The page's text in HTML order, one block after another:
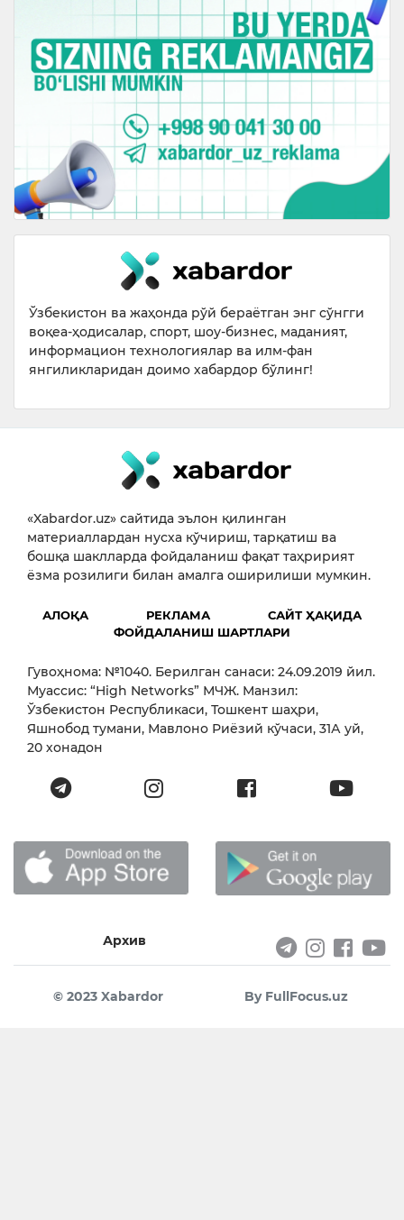
Ўзбекистон ва жаҳонда рўй бераётган энг сўнгги
воқеа-ҳодисалар, спорт, шоу-бизнес, маданият,
информацион технологиялар ва илм-фан
янгиликларидан доимо хабардор бўлинг!
«Xabardor.uz» сайтида эълон қилинган
материаллардан нусха кўчириш, тарқатиш ва
бошқа шаклларда фойдаланиш фақат таҳририят
ёзма розилиги билан амалга оширилиши мумкин.
АЛОҚА РЕКЛАМА
САЙТ ҲАҚИДА
ФОЙДАЛАНИШ ШАРТЛАРИ
Гувоҳнома: №1040. Берилган санаси: 24.09.2019 йил.
Муассис: “High Networks” МЧЖ. Манзил:
Ўзбекистон Республикаси, Тошкент шаҳри,
Яшнобод тумани, Мавлоно Риёзий кўчаси, 31А уй,
20 хонадон
Архив
© 2023 Xabardor By FullFocus.uz